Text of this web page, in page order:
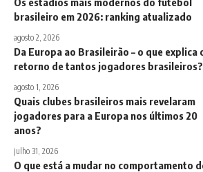
brasileiro em 2026: ranking atualizado
agosto 2, 2026
Da Europa ao Brasileirão – o que explica
retorno de tantos jogadores brasileiros?
agosto 1, 2026
Quais clubes brasileiros mais revelaram
jogadores para a Europa nos últimos 20
anos?
julho 31, 2026
O que está a mudar no comportamento